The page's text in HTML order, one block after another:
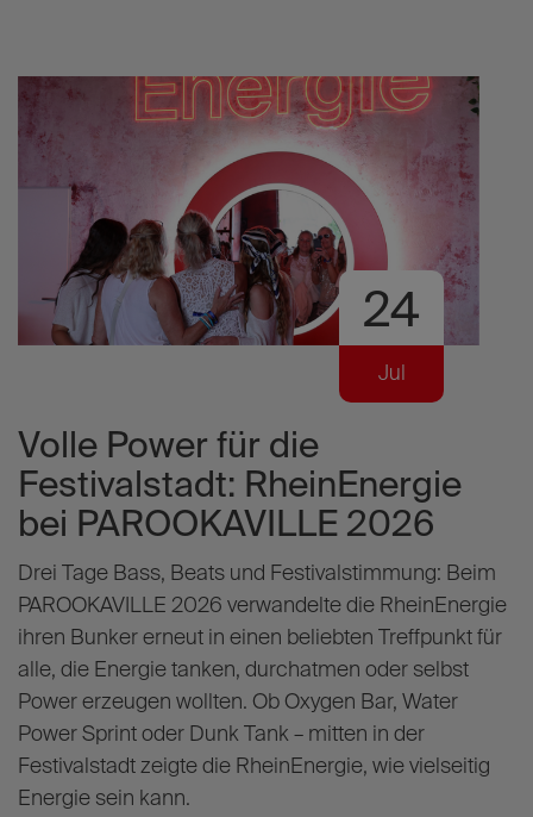
Volle Power für die
Festivalstadt: RheinEnergie
bei PAROOKAVILLE 2026
Drei Tage Bass, Beats und Festivalstimmung: Beim
PAROOKAVILLE 2026 verwandelte die RheinEnergie
ihren Bunker erneut in einen beliebten Treffpunkt für
alle, die Energie tanken, durchatmen oder selbst
Power erzeugen wollten. Ob Oxygen Bar, Water
Power Sprint oder Dunk Tank – mitten in der
Festivalstadt zeigte die RheinEnergie, wie vielseitig
Energie sein kann.
24
Jul